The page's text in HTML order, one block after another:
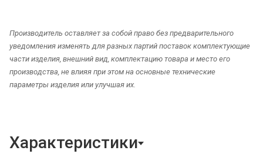
Производитель оставляет за собой право без предварительного
уведомления изменять для разных партий поставок комплектующие
части изделия, внешний вид, комплектацию товара и место его
производства, не влияя при этом на основные технические
параметры изделия или улучшая их.
Характеристики